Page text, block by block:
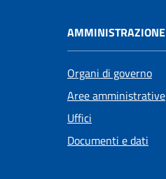
AMMINISTRAZIONE
Organi di governo
Aree amministrative
Uffici
Documenti e dati